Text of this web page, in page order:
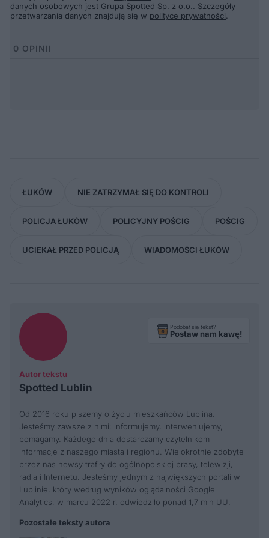
danych osobowych jest Grupa Spotted Sp. z o.o.. Szczegóły
przetwarzania danych znajdują się w polityce prywatności.
0 OPINII
ŁUKÓW NIE ZATRZYMAŁ SIĘ DO KONTROLI
POLICJA ŁUKÓW POLICYJNY POŚCIG POŚCIG
UCIEKAŁ PRZED POLICJĄ WIADOMOŚCI ŁUKÓW
Autor tekstu
Spotted Lublin
Podobał się tekst?
Postaw nam kawę!
Od 2016 roku piszemy o życiu mieszkańców Lublina.
Jesteśmy zawsze z nimi: informujemy, interweniujemy,
pomagamy. Każdego dnia dostarczamy czytelnikom
informacje z naszego miasta i regionu. Wielokrotnie zdobyte
przez nas newsy trafiły do ogólnopolskiej prasy, telewizji,
radia i Internetu. Jesteśmy jednym z największych portali w
Lublinie, który według wyników oglądalności Google
Analytics, w marcu 2022 r. odwiedziło ponad 1,7 mln UU.
Pozostałe teksty autora